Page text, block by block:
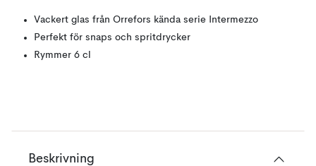
Vackert glas från Orrefors kända serie Intermezzo
Perfekt för snaps och spritdrycker
Rymmer 6 cl
Beskrivning